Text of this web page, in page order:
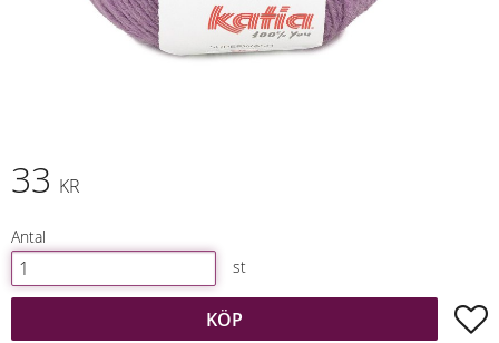
33 KR
Antal
st
KÖP